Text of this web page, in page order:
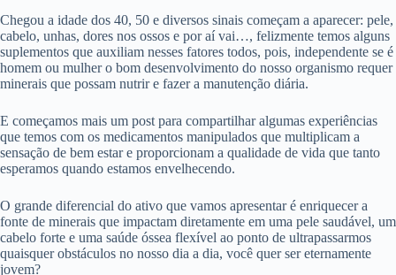
Chegou a idade dos 40, 50 e diversos sinais começam a aparecer: pele,
cabelo, unhas, dores nos ossos e por aí vai…, felizmente temos alguns
suplementos que auxiliam nesses fatores todos, pois, independente se é
homem ou mulher o bom desenvolvimento do nosso organismo requer
minerais que possam nutrir e fazer a manutenção diária.
E começamos mais um post para compartilhar algumas experiências
que temos com os medicamentos manipulados que multiplicam a
sensação de bem estar e proporcionam a qualidade de vida que tanto
esperamos quando estamos envelhecendo.
O grande diferencial do ativo que vamos apresentar é enriquecer a
fonte de minerais que impactam diretamente em uma pele saudável, um
cabelo forte e uma saúde óssea flexível ao ponto de ultrapassarmos
quaisquer obstáculos no nosso dia a dia, você quer ser eternamente
jovem?